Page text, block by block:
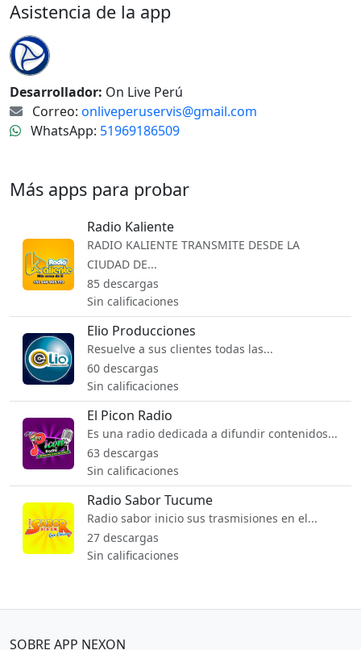
Asistencia de la app
Desarrollador: On Live Perú
Correo: onliveperuservis@gmail.com
WhatsApp: 51969186509
Más apps para probar
Radio Kaliente
RADIO KALIENTE TRANSMITE DESDE LA
CIUDAD DE...
85 descargas
Sin calificaciones
Elio Producciones
Resuelve a sus clientes todas las...
60 descargas
Sin calificaciones
El Picon Radio
Es una radio dedicada a difundir contenidos...
63 descargas
Sin calificaciones
Radio Sabor Tucume
Radio sabor inicio sus trasmisiones en el...
27 descargas
Sin calificaciones
SOBRE APP NEXON